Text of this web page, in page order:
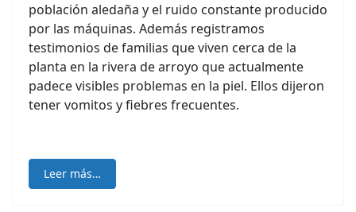
población aledaña y el ruido constante producido
por las máquinas. Además registramos
testimonios de familias que viven cerca de la
planta en la rivera de arroyo que actualmente
padece visibles problemas en la piel. Ellos dijeron
tener vomitos y fiebres frecuentes.
Leer más…